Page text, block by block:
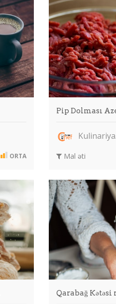
ORTA
Pip Dolması
Mal əti
Qarabağ Kətəsi